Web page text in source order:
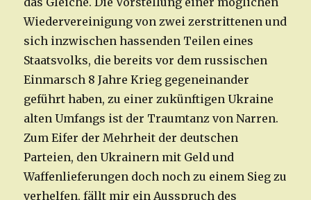
Wiedervereinigung von zwei zerstrittenen und
sich inzwischen hassenden Teilen eines
Staatsvolks, die bereits vor dem russischen
Einmarsch 8 Jahre Krieg gegeneinander
geführt haben, zu einer zukünftigen Ukraine
alten Umfangs ist der Traumtanz von Narren.
Zum Eifer der Mehrheit der deutschen
Parteien, den Ukrainern mit Geld und
Waffenlieferungen doch noch zu einem Sieg zu
verhelfen, fällt mir ein Ausspruch des